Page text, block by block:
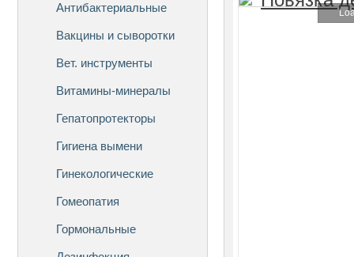
Антибактериальные
Вакцины и сыворотки
Вет. инструменты
Витамины-минералы
Гепатопротекторы
Гигиена вымени
Гинекологические
Гомеопатия
Гормональные